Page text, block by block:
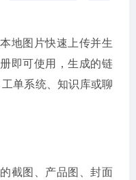
地图片快速上传并生
即可使用，生成的链
单系统、知识库或聊
截图、产品图、封面